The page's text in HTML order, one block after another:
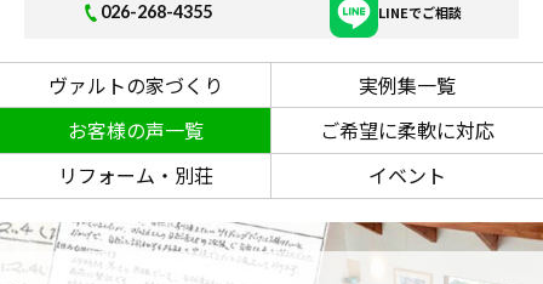
026-268-4355 LINEでご相談
ヴァルトの家づくり
実例集一覧
お客様の声一覧
ご希望に柔軟に対応
リフォーム・別荘
イベント